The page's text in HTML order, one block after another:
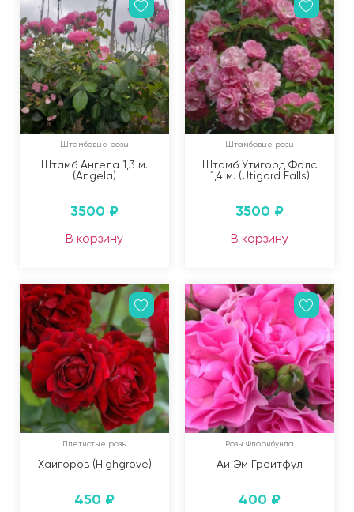
Штамбовые розы
Штамб Ангела 1,3 м.
(Angela)
3500 ₽
В корзину
Штамбовые розы
Штамб Утигорд Фолс
1,4 м. (Utigord Falls)
3500 ₽
В корзину
Плетистые розы
Хайгоров (Highgrove)
450 ₽
Розы Флорибунда
Ай Эм Грейтфул
400 ₽